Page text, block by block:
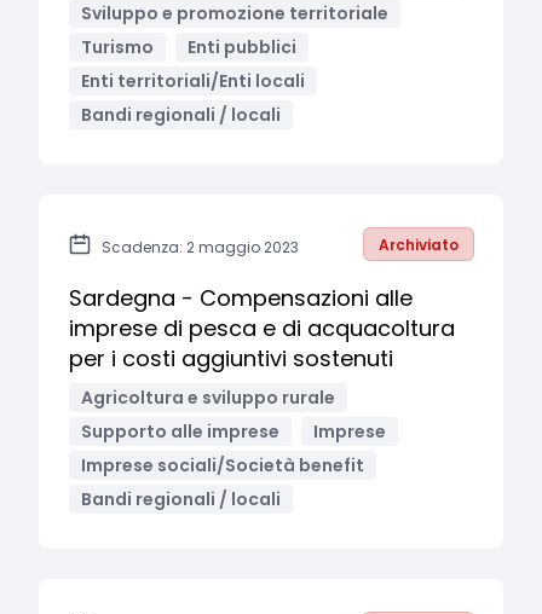
Sviluppo e promozione territoriale
Turismo
Enti pubblici
Enti territoriali/Enti locali
Bandi regionali / locali
Scadenza: 2 maggio 2023 Archiviato
Sardegna - Compensazioni alle
imprese di pesca e di acquacoltura
per i costi aggiuntivi sostenuti
Agricoltura e sviluppo rurale
Supporto alle imprese
Imprese
Imprese sociali/Società benefit
Bandi regionali / locali